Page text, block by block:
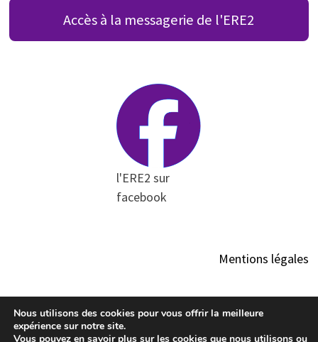
Accès à la messagerie de l'ERE2
l'ERE2 sur
facebook
Mentions légales
Nous utilisons des cookies pour vous offrir la meilleure
expérience sur notre site.
Vous pouvez en savoir plus sur les cookies que nous utilisons ou